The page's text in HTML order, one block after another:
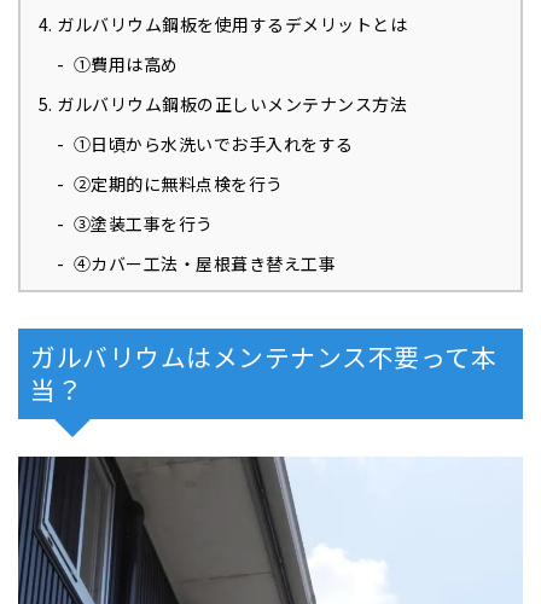
ガルバリウム鋼板を使用するデメリットとは
①費用は高め
ガルバリウム鋼板の正しいメンテナンス方法
①日頃から水洗いでお手入れをする
②定期的に無料点検を行う
③塗装工事を行う
④カバー工法・屋根葺き替え工事
ガルバリウムはメンテナンス不要って本
当？